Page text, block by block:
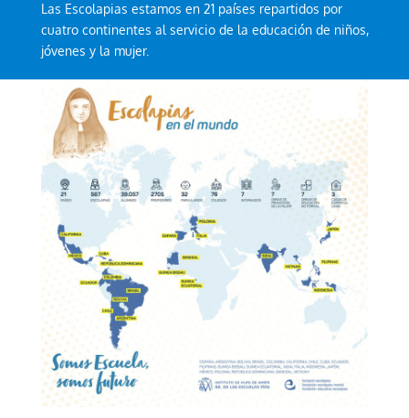
Las Escolapias estamos en 21 países repartidos por
cuatro continentes al servicio de la educación de niños,
jóvenes y la mujer.